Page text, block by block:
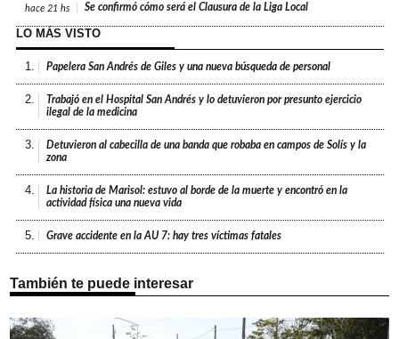
hace 21 hs Se confirmó cómo será el Clausura de la Liga Local
LO MÁS VISTO
1. Papelera San Andrés de Giles y una nueva búsqueda de personal
2.
Trabajó en el Hospital San Andrés y lo detuvieron por presunto ejercicio
ilegal de la medicina
3.
Detuvieron al cabecilla de una banda que robaba en campos de Solís y la
zona
4.
La historia de Marisol: estuvo al borde de la muerte y encontró en la
actividad física una nueva vida
5. Grave accidente en la AU 7: hay tres víctimas fatales
También te puede interesar